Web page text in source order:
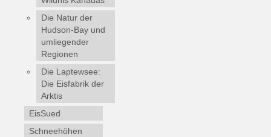
Die Natur der
Hudson-Bay und
umliegender
Regionen
Die Laptewsee:
Die Eisfabrik der
Arktis
EisSued
Schneehöhen